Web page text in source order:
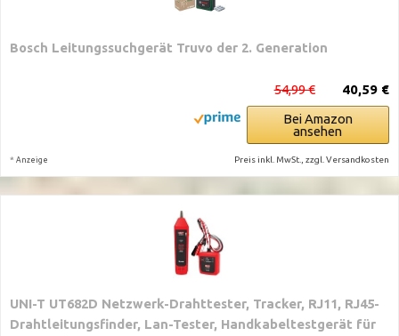
Bosch Leitungssuchgerät Truvo der 2. Generation
40,59 €
54,99 €
Bei Amazon
ansehen
* Anzeige Preis inkl. MwSt., zzgl. Versandkosten
UNI-T UT682D Netzwerk-Drahttester, Tracker, RJ11, RJ45-
Drahtleitungsfinder, Lan-Tester, Handkabeltestgerät für